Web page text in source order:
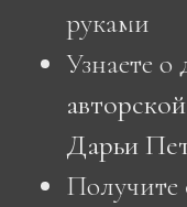
руками
Узнаете
Дарьи
Получите